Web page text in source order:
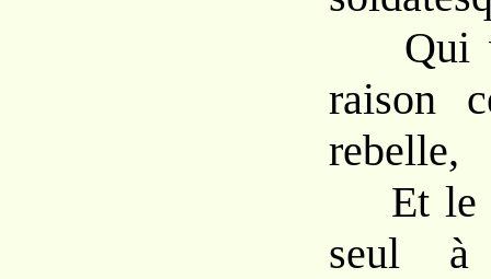
Qui
raison
rebelle,
Et le
seul à